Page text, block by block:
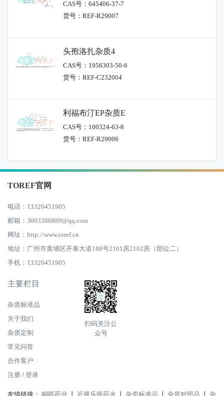
CAS号：645406-37-7
货号：REF-R29007
头孢洛扎杂质4
CAS号：1956303-50-6
货号：REF-C232004
利福布汀EP杂质E
CAS号：100324-63-8
货号：REF-R29006
TOREF官网
电话：13326451905
邮箱：3003386889@qq.com
网址：http://www.toref.cn
地址：广州市黄埔区开泰大道188号2101房2102房（部位二）
手机：13326451905
主要栏目
杂质标准品
关于我们
杂质定制
常见问答
合作客户
注册 / 登录
扫码关注公
众号